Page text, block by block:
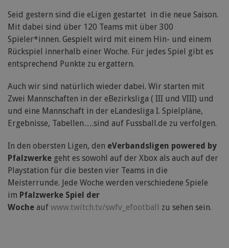
Seid gestern sind die eLigen gestartet in die neue Saison.
Mit dabei sind über 120 Teams mit über 300
Spieler*innen. Gespielt wird mit einem Hin- und einem
Rückspiel innerhalb einer Woche. Für jedes Spiel gibt es
entsprechend Punkte zu ergattern.
Auch wir sind natürlich wieder dabei. Wir starten mit
Zwei Mannschaften in der eBezirksliga ( III und VIII) und
und eine Mannschaft in der eLandesliga I. Spielpläne,
Ergebnisse, Tabellen….sind auf Fussball.de zu verfolgen.
In den obersten Ligen, den eVerbandsligen powered by
Pfalzwerke geht es sowohl auf der Xbox als auch auf der
Playstation für die besten vier Teams in die
Meisterrunde. Jede Woche werden verschiedene Spiele
im Pfalzwerke Spiel der
Woche auf www.twitch.tv/swfv_efootball zu sehen sein.